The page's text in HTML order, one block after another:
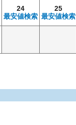
24
最安値検索
25
最安値検索